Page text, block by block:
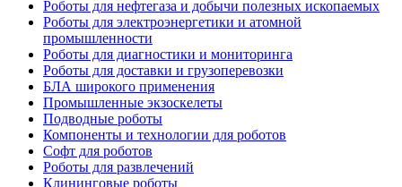
Роботы для нефтегаза и добычи полезных ископаемых
Роботы для электроэнергетики и атомной
промышленности
Роботы для диагностики и мониторинга
Роботы для доставки и грузоперевозки
БЛА широкого применения
Промышленные экзоскелеты
Подводные роботы
Компоненты и технологии для роботов
Софт для роботов
Роботы для развлечений
Клининговые роботы